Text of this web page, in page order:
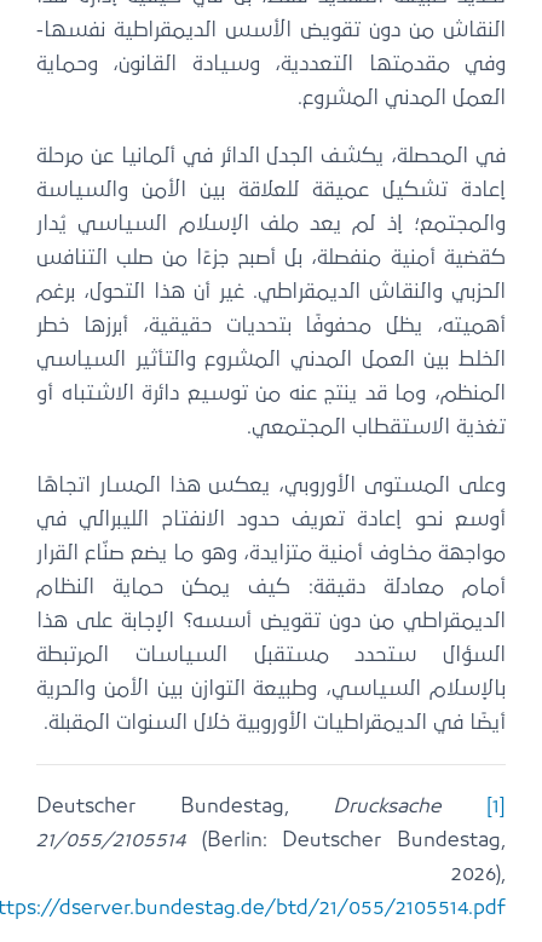
النقاش من دون تقويض الأسس الديمقراطية نفسها-
وفي مقدمتها التعددية، وسيادة القانون، وحماية
العمل المدني المشروع.
في المحصلة، يكشف الجدل الدائر في ألمانيا عن مرحلة
إعادة تشكيل عميقة للعلاقة بين الأمن والسياسة
والمجتمع؛ إذ لم يعد ملف الإسلام السياسي يُدار
كقضية أمنية منفصلة، بل أصبح جزءًا من صلب التنافس
الحزبي والنقاش الديمقراطي. غير أن هذا التحول، برغم
أهميته، يظل محفوفًا بتحديات حقيقية، أبرزها خطر
الخلط بين العمل المدني المشروع والتأثير السياسي
المنظم، وما قد ينتج عنه من توسيع دائرة الاشتباه أو
تغذية الاستقطاب المجتمعي.
وعلى المستوى الأوروبي، يعكس هذا المسار اتجاهًا
أوسع نحو إعادة تعريف حدود الانفتاح الليبرالي في
مواجهة مخاوف أمنية متزايدة، وهو ما يضع صنّاع القرار
أمام معادلة دقيقة: كيف يمكن حماية النظام
الديمقراطي من دون تقويض أسسه؟ الإجابة على هذا
السؤال ستحدد مستقبل السياسات المرتبطة
بالإسلام السياسي، وطبيعة التوازن بين الأمن والحرية
أيضًا في الديمقراطيات الأوروبية خلال السنوات المقبلة.
Deutscher Bundestag,
Drucksache
21/055/2105514 (Berlin: Deutscher Bundestag,
2026),
https://dserver.bundestag.de/btd/21/055/2105514.pdf
.